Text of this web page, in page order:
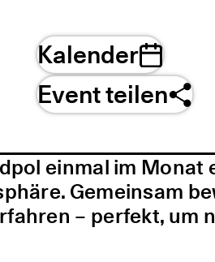
Kalender
Event teilen
einmal im Monat
Gemeinsam
– perfekt, um